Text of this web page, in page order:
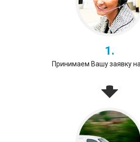
1.
Принимаем Вашу заявку